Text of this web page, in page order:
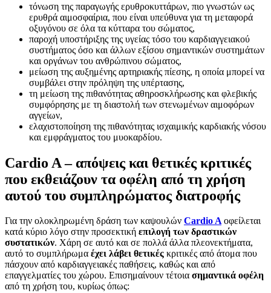
τόνωση της παραγωγής ερυθροκυττάρων, πιο γνωστών ως
ερυθρά αιμοσφαίρια, που είναι υπεύθυνα για τη μεταφορά
οξυγόνου σε όλα τα κύτταρα του σώματος,
παροχή υποστήριξης της υγείας τόσο του καρδιαγγειακού
συστήματος όσο και άλλων εξίσου σημαντικών συστημάτων
και οργάνων του ανθρώπινου σώματος,
μείωση της αυξημένης αρτηριακής πίεσης, η οποία μπορεί να
συμβάλει στην πρόληψη της υπέρτασης,
τη μείωση της πιθανότητας αθηροσκλήρωσης και φλεβικής
συμφόρησης με τη διαστολή των στενωμένων αιμοφόρων
αγγείων,
ελαχιστοποίηση της πιθανότητας ισχαιμικής καρδιακής νόσου
και εμφράγματος του μυοκαρδίου.
Cardio A – απόψεις και θετικές κριτικές
που εκθειάζουν τα οφέλη από τη χρήση
αυτού του συμπληρώματος διατροφής
Για την ολοκληρωμένη δράση των καψουλών Cardio A οφείλεται
κατά κύριο λόγο στην προσεκτική επιλογή των δραστικών
συστατικών. Χάρη σε αυτό και σε πολλά άλλα πλεονεκτήματα,
αυτό το συμπλήρωμα έχει λάβει θετικές κριτικές από άτομα που
πάσχουν από καρδιαγγειακές παθήσεις, καθώς και από
επαγγελματίες του χώρου. Επισημαίνουν τέτοια σημαντικά οφέλη
από τη χρήση του, κυρίως όπως: